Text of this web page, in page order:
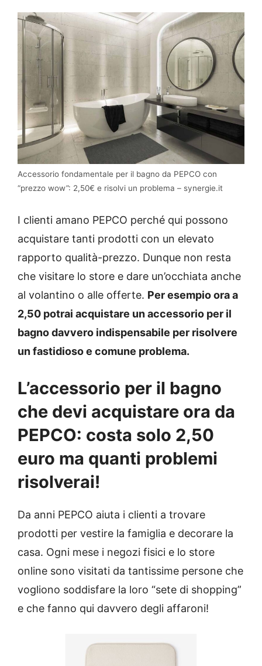
Accessorio fondamentale per il bagno da PEPCO con
“prezzo wow”: 2,50€ e risolvi un problema – synergie.it
I clienti amano PEPCO perché qui possono
acquistare tanti prodotti con un elevato
rapporto qualità-prezzo. Dunque non resta
che visitare lo store e dare un’occhiata anche
al volantino o alle offerte. Per esempio ora a
2,50 potrai acquistare un accessorio per il
bagno davvero indispensabile per risolvere
un fastidioso e comune problema.
L’accessorio per il bagno
che devi acquistare ora da
PEPCO: costa solo 2,50
euro ma quanti problemi
risolverai!
Da anni PEPCO aiuta i clienti a trovare
prodotti per vestire la famiglia e decorare la
casa. Ogni mese i negozi fisici e lo store
online sono visitati da tantissime persone che
vogliono soddisfare la loro “sete di shopping”
e che fanno qui davvero degli affaroni!